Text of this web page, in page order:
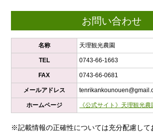
お問い合わせ
名称 天理観光農園
TEL 0743-66-1663
FAX 0743-66-0681
メールアドレス
ホームページ 《公式サイト》天理観光農
※記載情報の正確性については充分配慮して